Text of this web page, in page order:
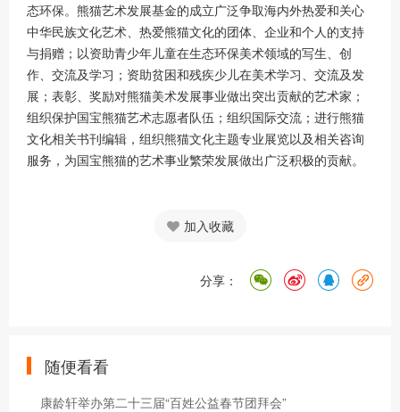
态环保。熊猫艺术发展基金的成立广泛争取海内外热爱和关心
中华民族文化艺术、热爱熊猫文化的团体、企业和个人的支持
与捐赠；以资助青少年儿童在生态环保美术领域的写生、创
作、交流及学习；资助贫困和残疾少儿在美术学习、交流及发
展；表彰、奖励对熊猫美术发展事业做出突出贡献的艺术家；
组织保护国宝熊猫艺术志愿者队伍；组织国际交流；进行熊猫
文化相关书刊编辑，组织熊猫文化主题专业展览以及相关咨询
服务，为国宝熊猫的艺术事业繁荣发展做出广泛积极的贡献。
加入收藏
分享：
随便看看
康龄轩举办第二十三届“百姓公益春节团拜会”